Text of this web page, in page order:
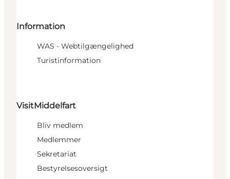
Information
WAS - Webtilgængelighed
Turistinformation
VisitMiddelfart
Bliv medlem
Medlemmer
Sekretariat
Bestyrelsesoversigt